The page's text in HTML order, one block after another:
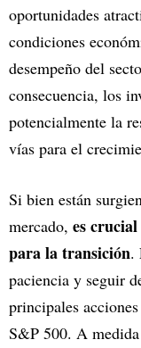
oportunidades
condiciones
desempeño del
consecuencia, los
potencialmente la
vías para el
Si bien están
mercado, es
para la transición.
paciencia y seguir
principales
S&P 500. A